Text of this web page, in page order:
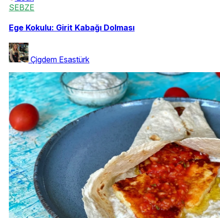
SEBZE
Ege Kokulu: Girit Kabağı Dolması
Çigdem Esastürk